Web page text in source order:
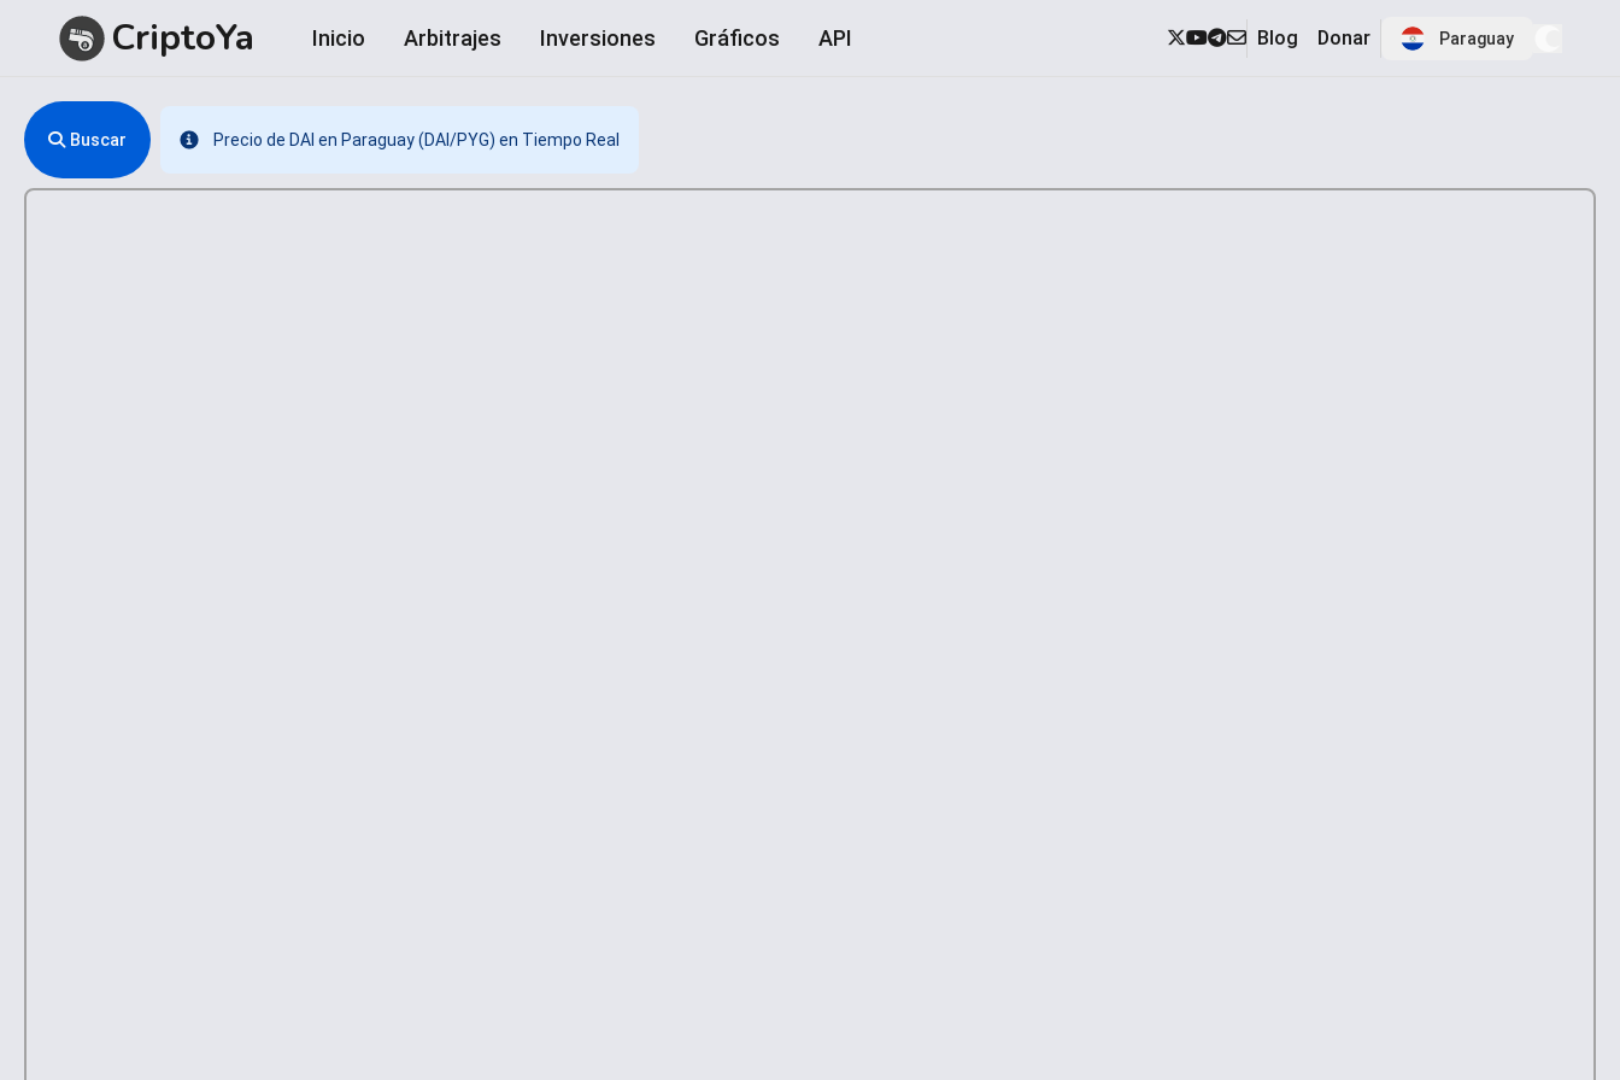
CriptoYa Inicio Arbitrajes Inversiones Gráficos API Blog Donar Paraguay
Buscar
Info
Precio de DAI en Paraguay (DAI/PYG) en Tiempo Real